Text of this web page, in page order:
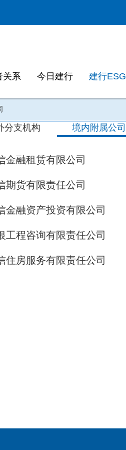
关系 今日建行 建行ESG
分支机构 境内附属公司
金融租赁有限公司
期货有限责任公司
金融资产投资有限公司
工程咨询有限责任公司
住房服务有限责任公司